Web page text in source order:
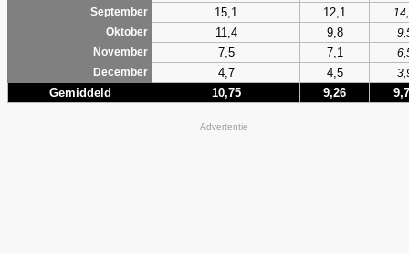
September
15,1 12,1
Oktober
11,4 9,8
November
7,5 7,1
December
4,7 4,5
Gemiddeld 10,75 9,26
Advertentie